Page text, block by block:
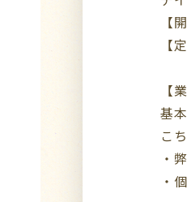
【
【
【
基
こ
・
・